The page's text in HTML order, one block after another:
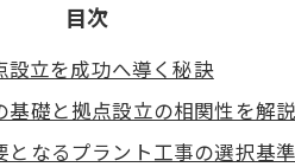
目次
設立を成功へ導く秘訣
基礎と拠点設立の相関性を解説
となるプラント工事の選択基準